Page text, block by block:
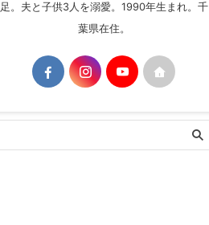
足。夫と子供3人を溺愛。1990年生まれ。千
葉県在住。